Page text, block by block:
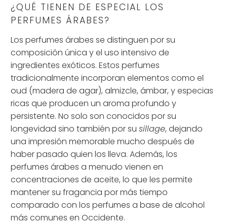
¿QUÉ TIENEN DE ESPECIAL LOS
PERFUMES ÁRABES?
Los perfumes árabes se distinguen por su
composición única y el uso intensivo de
ingredientes exóticos. Estos perfumes
tradicionalmente incorporan elementos como el
oud (madera de agar), almizcle, ámbar, y especias
ricas que producen un aroma profundo y
persistente. No solo son conocidos por su
longevidad sino también por susillage, dejando
una impresión memorable mucho después de
haber pasado quien los lleva. Además, los
perfumes árabes a menudo vienen en
concentraciones de aceite, lo que les permite
mantener su fragancia por más tiempo
comparado con los perfumes a base de alcohol
más comunes en Occidente.